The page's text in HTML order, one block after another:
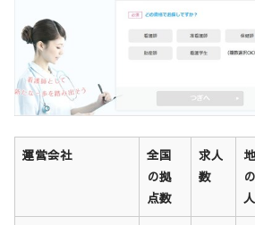
運営会社
全国
の拠
点数
求人
数
人